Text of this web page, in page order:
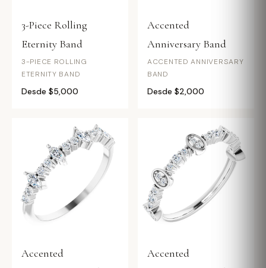
3-Piece Rolling
Eternity Band
3-PIECE ROLLING
ETERNITY BAND
Desde $5,000
Accented
Anniversary Band
ACCENTED ANNIVERSARY
BAND
Desde $2,000
Accented
Accented